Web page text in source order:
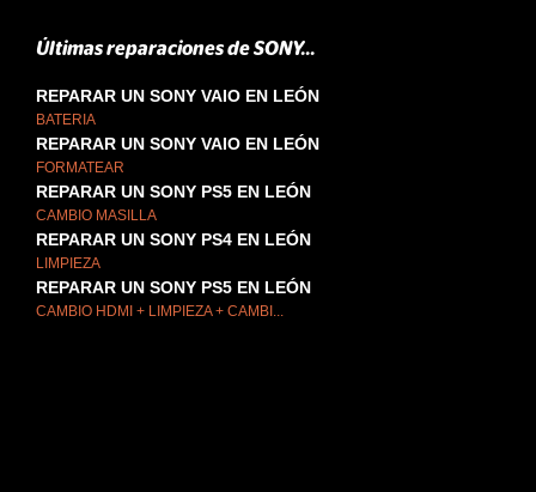
Últimas reparaciones de SONY...
REPARAR UN SONY VAIO EN LEÓN
BATERIA
REPARAR UN SONY VAIO EN LEÓN
FORMATEAR
REPARAR UN SONY PS5 EN LEÓN
CAMBIO MASILLA
REPARAR UN SONY PS4 EN LEÓN
LIMPIEZA
REPARAR UN SONY PS5 EN LEÓN
CAMBIO HDMI + LIMPIEZA + CAMBI...